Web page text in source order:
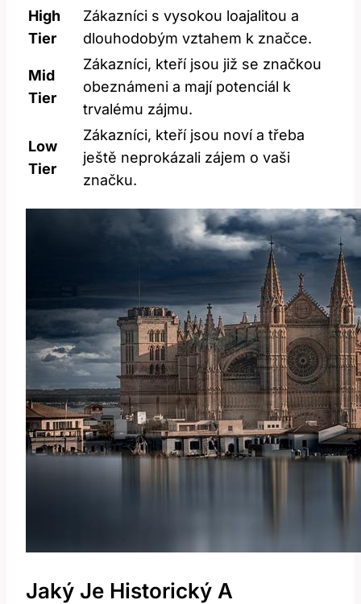
High
Tier
Zákazníci s vysokou loajalitou a
dlouhodobým vztahem k značce.
Mid
Tier
Zákazníci, kteří jsou již se značkou
obeznámeni a mají potenciál k
trvalému zájmu.
Low
Tier
Zákazníci, kteří jsou noví a třeba
ještě neprokázali zájem o vaši
značku.
Jaký Je Historický A